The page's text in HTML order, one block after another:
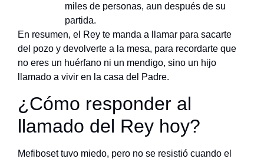
miles de personas, aun después de su
partida.
En resumen, el Rey te manda a llamar para sacarte
del pozo y devolverte a la mesa, para recordarte que
no eres un huérfano ni un mendigo, sino un hijo
llamado a vivir en la casa del Padre.
¿Cómo responder al
llamado del Rey hoy?
Mefiboset tuvo miedo, pero no se resistió cuando el